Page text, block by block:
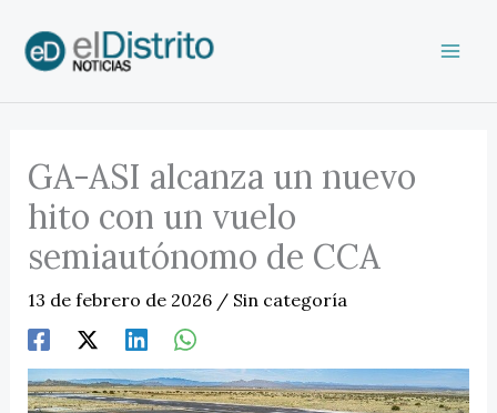
contenido
GA-ASI alcanza un nuevo
hito con un vuelo
semiautónomo de CCA
13 de febrero de 2026 / Sin categoría